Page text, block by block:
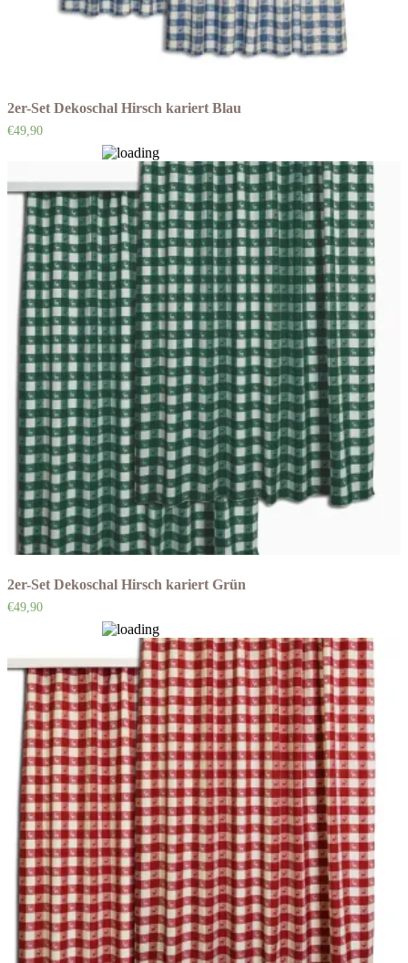
2er-Set Dekoschal Hirsch kariert Blau
€49,90
2er-Set Dekoschal Hirsch kariert Grün
€49,90